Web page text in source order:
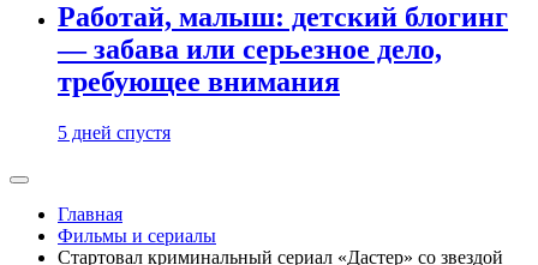
Работай, малыш: детский блогинг
— забава или серьезное дело,
требующее внимания
5 дней спустя
Главная
Фильмы и сериалы
Стартовал криминальный сериал «Дастер» со звездой